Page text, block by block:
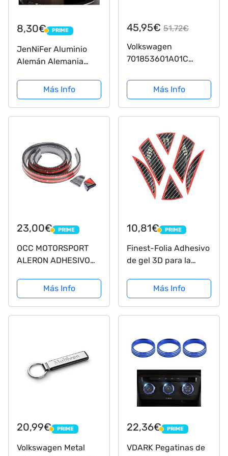
8,30€ PRIME
PRIME
JenNiFer Aluminio
Alemán Alemania
Parrilla Emblema
Etiqueta Engomada
del Coche Etiqueta
Más Info
45,95€ 51,72€
Volkswagen
701853601A01C
portón trasero, negro
Más Info
23,00€ PRIME
PRIME
OCC MOTORSPORT
ALERON ADHESIVO
Más Info
10,81€ PRIME
PRIME
Finest-Folia Adhesivo
de gel 3D para la
(carbono, negro y
rojo)
Más Info
20,99€ PRIME
PRIME
Volkswagen Metal
22,36€ PRIME
PRIME
VDARK Pegatinas de